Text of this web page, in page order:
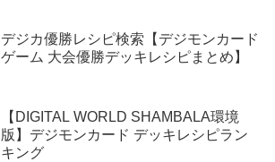
デジカ優勝レシピ検索【デジモンカード
ゲーム 大会優勝デッキレシピまとめ】
【DIGITAL WORLD SHAMBALA環境
版】デジモンカード デッキレシピラン
キング